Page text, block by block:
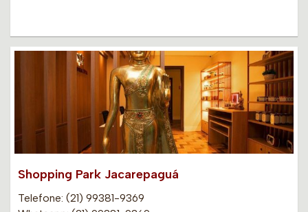
Shopping Park Jacarepaguá
Telefone: (21) 99381-9369